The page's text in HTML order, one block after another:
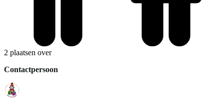
2 plaatsen over
Contactpersoon